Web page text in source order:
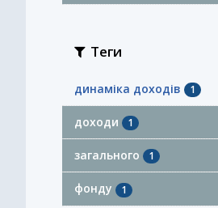
Теги
динаміка доходів 1
доходи 1
загального 1
фонду 1